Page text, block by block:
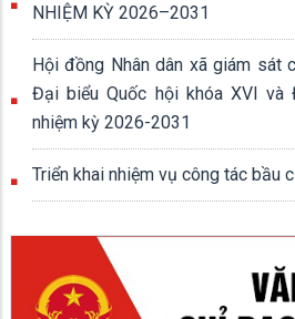
NHIỆM KỲ 2026–2031
Hội đồng Nhân dân xã giám sát
Đại biểu Quốc hội khóa XVI và
nhiệm kỳ 2026-2031
Triển khai nhiệm vụ công tác bầu